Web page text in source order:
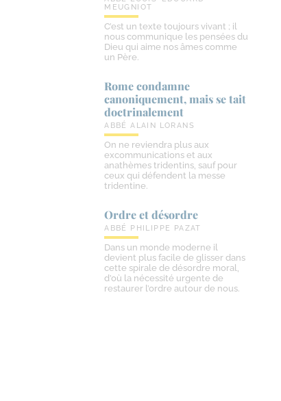
MEUGNIOT
C’est un texte toujours vivant ; il
nous communique les pensées du
Dieu qui aime nos âmes comme
un Père.
Rome condamne
canoniquement, mais se tait
doctrinalement
ABBÉ ALAIN LORANS
On ne reviendra plus aux
excommunications et aux
anathèmes tridentins, sauf pour
ceux qui défendent la messe
tridentine.
Ordre et désordre
ABBÉ PHILIPPE PAZAT
Dans un monde moderne il
devient plus facile de glisser dans
cette spirale de désordre moral,
d’où la nécessité urgente de
restaurer l’ordre autour de nous.